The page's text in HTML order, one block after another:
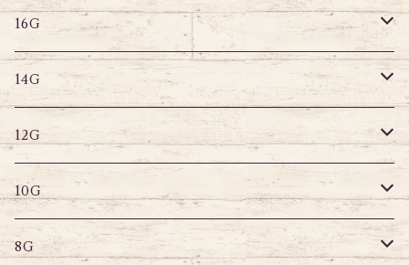
16G
14G
8G
その他
ラブレット
キャプティブリング
ストレートバーベル
デザインバーベル
ラブレット
バナナバーベル
鼻ピアス
16G
キャプティブリング
ストレートバーベル
デザインバーベル
ラブレット
バナナバーベル
14G
キャプティブリング
ストレートバーベル
デザインバーベル
ラブレット
12G
キャプティブリング
ストレートバーベル
10G
キャプティブリング
8G